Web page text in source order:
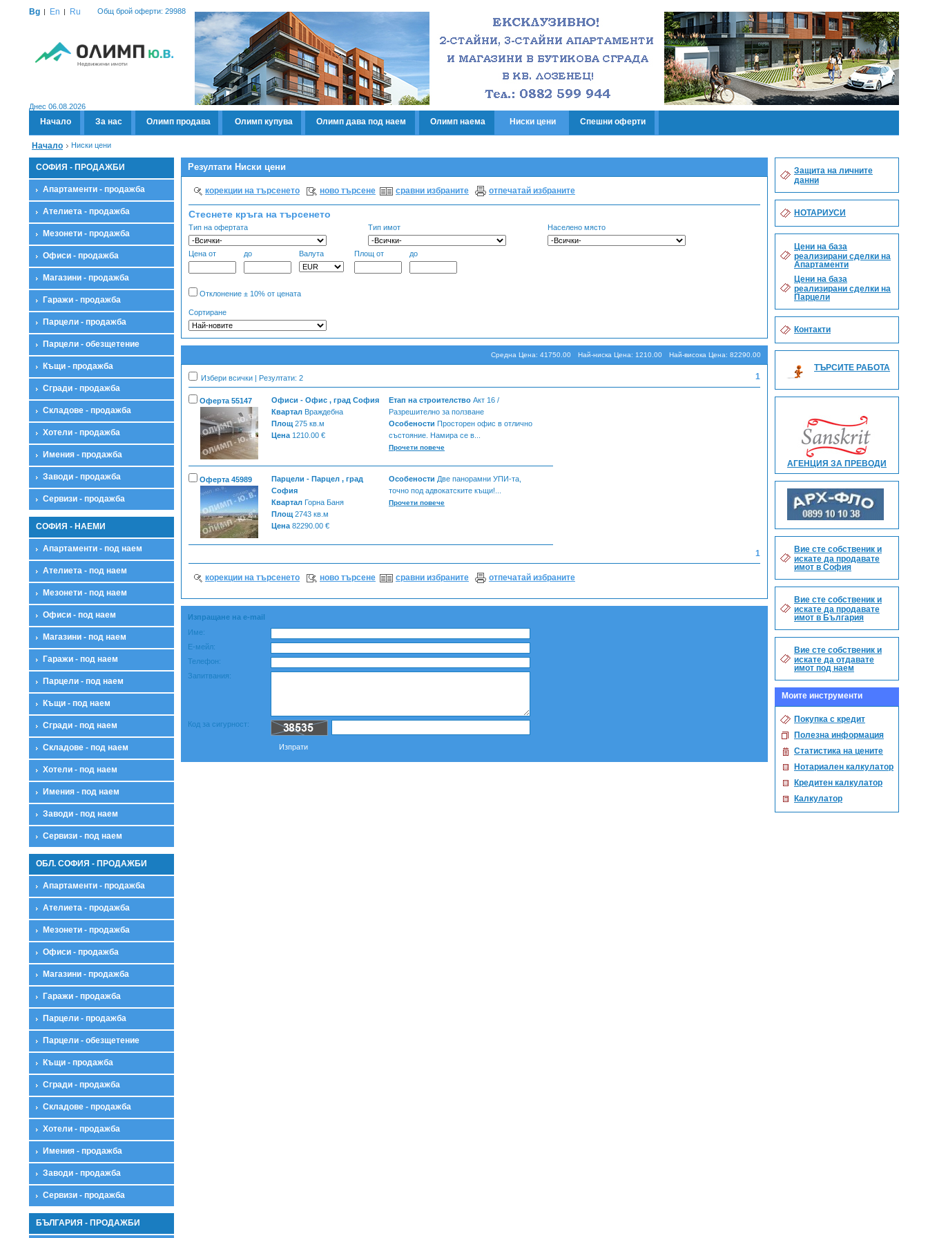
Bg En Ru Общ брой оферти: 29988
Днес 06.08.2026
Начало За нас Олимп продава Олимп купува Олимп дава под наем Олимп наема Ниски цени Спешни оферти
Начало Ниски цени
СОФИЯ - ПРОДАЖБИ
Апартаменти - продажба
Ателиета - продажба
Мезонети - продажба
Офиси - продажба
Магазини - продажба
Гаражи - продажба
Парцели - продажба
Парцели - обезщетение
Къщи - продажба
Сгради - продажба
Складове - продажба
Хотели - продажба
Имения - продажба
Заводи - продажба
Сервизи - продажба
СОФИЯ - НАЕМИ
Апартаменти - под наем
Ателиета - под наем
Мезонети - под наем
Офиси - под наем
Магазини - под наем
Гаражи - под наем
Парцели - под наем
Къщи - под наем
Сгради - под наем
Складове - под наем
Хотели - под наем
Имения - под наем
Заводи - под наем
Сервизи - под наем
ОБЛ. СОФИЯ - ПРОДАЖБИ
Апартаменти - продажба
Ателиета - продажба
Мезонети - продажба
Офиси - продажба
Магазини - продажба
Гаражи - продажба
Парцели - продажба
Парцели - обезщетение
Къщи - продажба
Сгради - продажба
Складове - продажба
Хотели - продажба
Имения - продажба
Заводи - продажба
Сервизи - продажба
БЪЛГАРИЯ - ПРОДАЖБИ
Резултати Ниски цени
корекции на търсенето ново търсене сравни избраните отпечатай избраните
Стеснете кръга на търсенето
Тип на офертата Тип имот Населено място
Цена от до Валута Площ от до
Отклонение ± 10% от цената
Сортиране
Най-висока Цена: 82290.00
Най-ниска Цена: 1210.00
Средна Цена: 41750.00
Избери всички | Резултати: 2 1
Оферта 55147
Офиси - Офис , град София
Квартал Враждебна
Площ 275 кв.м
Цена 1210.00 €
Eтап на строителство Акт 16 /
Разрешително за ползване
Особености Просторен офис в отлично
състояние. Намира се в...
Прочети повече
Оферта 45989
Парцели - Парцел , град
София
Квартал Горна Баня
Площ 2743 кв.м
Цена 82290.00 €
Особености Две панорамни УПИ-та,
точно под адвокатските къщи!...
Прочети повече
1
корекции на търсенето ново търсене сравни избраните отпечатай избраните
Изпращане на e-mail
Име:
Е-мейл:
Телефон:
Запитвания:
Код за сигурност:
Изпрати
Защита на личните
данни
НОТАРИУСИ
Цени на база
реализирани сделки на
Апартаменти
Цени на база
реализирани сделки на
Парцели
Контакти
ТЪРСИТЕ РАБОТА
АГЕНЦИЯ ЗА ПРЕВОДИ
Вие сте собственик и
искате да продавате
имот в София
Вие сте собственик и
искате да продавате
имот в България
Вие сте собственик и
искате да отдавате
имот под наем
Моите инструменти
Покупка с кредит
Полезна информация
Статистика на цените
Нотариален калкулатор
Кредитен калкулатор
Калкулатор